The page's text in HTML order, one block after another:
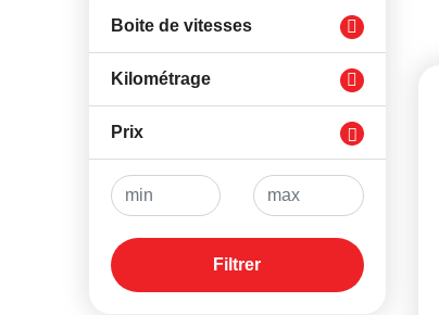
Boite de vitesses
Kilométrage
Prix
Filtrer